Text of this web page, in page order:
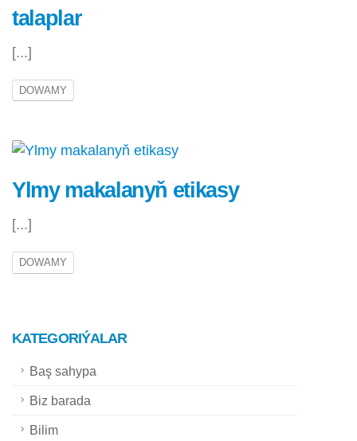
talaplar
[...]
DOWAMY
Ylmy makalanyň etikasy
[...]
DOWAMY
KATEGORIÝALAR
Baş sahypa
Biz barada
Bilim